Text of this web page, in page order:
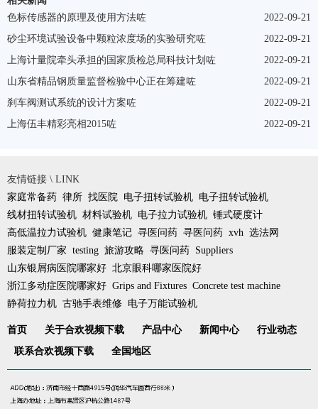
2022-09-21
色标传感器的原理及使用方法咗
2022-09-21
砂尘环境试验设备中颗粒浓度场的实验研究咗
2022-09-21
上海计量院牵头承担的国家质检总局科技计划咗
2022-09-21
山东省精品钢质量监督检验中心正在筹建咗
2022-09-21
刹车阀测试系统的设计方案咗
2022-09-21
上海伍丰精彩亮相2015咗
友情链接 \ LINK
家庭常备药 律所 找医院 电子扭转试验机 电子扭转试验机
线材扭转试验机 材料试验机 电子拉力试验机 锤式硬度计
高低温拉力试验机 健康笔记 寻医问药 寻医问药 xvh 选法网
服装定制厂家 testing 旅游攻略 寻医问药 Suppliers
山东银屑病医院哪家好 北京眼科哪家医院好
浙江多动症医院哪家好 Grips and Fixtures Concrete test machine
静荷拉力机 古驰手表维修 电子万能试验机
首页 关于合欢视频下载 产品中心 新闻中心
行业动态
联系合欢视频下载
全国地区